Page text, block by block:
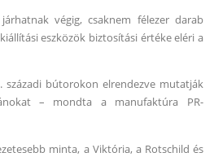
végig, csaknem félezer darab
eszközök biztosítási értéke eléri a
századi bútorokon elrendezve mutatják
– mondta a manufaktúra PR-
minta, a Viktória, a Rotschild és